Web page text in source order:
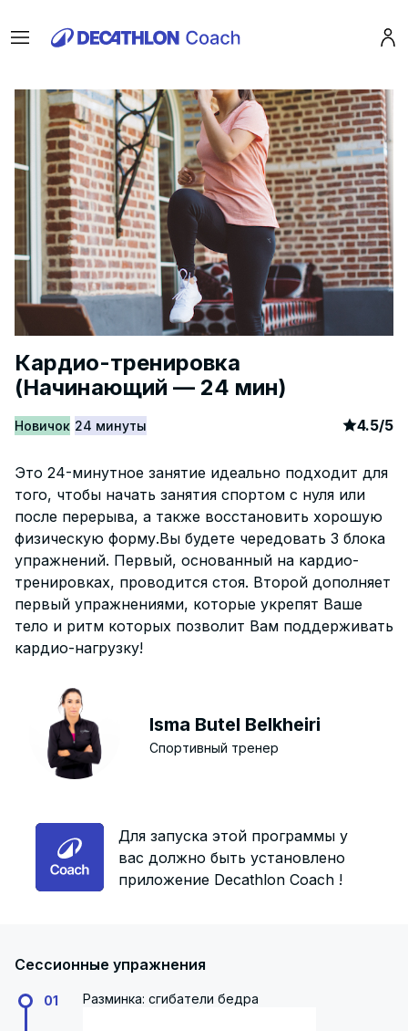
Menu
Кардио-тренировка
(Начинающий — 24 мин)
Hовичок 24 минуты article
4.5/5
Это 24-минутное занятие идеально подходит для
того, чтобы начать занятия спортом с нуля или
после перерыва, а также восстановить хорошую
физическую форму.Вы будете чередовать 3 блока
упражнений. Первый, основанный на кардио-
тренировках, проводится стоя. Второй дополняет
первый упражнениями, которые укрепят Ваше
тело и ритм которых позволит Вам поддерживать
кардио-нагрузку!
Isma Butel Belkheiri
Спортивный тренер
Для запуска этой программы у
вас должно быть установлено
приложение Decathlon Coach !
Сессионные упражнения
01 Разминка: сгибатели бедра